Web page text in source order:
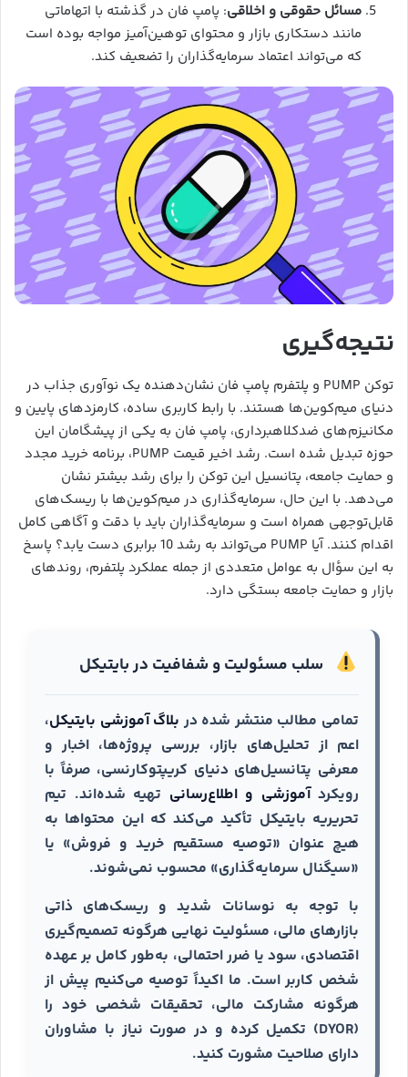
مسائل حقوقی و اخلاقی: پامپ فان در گذشته با اتهاماتی
مانند دستکاری بازار و محتوای توهین‌آمیز مواجه بوده است
که می‌تواند اعتماد سرمایه‌گذاران را تضعیف کند.
نتیجه‌گیری
توکن PUMP و پلتفرم پامپ فان نشان‌دهنده یک نوآوری جذاب در
دنیای میم‌کوین‌ها هستند. با رابط کاربری ساده، کارمزدهای پایین و
مکانیزم‌های ضدکلاهبرداری، پامپ فان به یکی از پیشگامان این
حوزه تبدیل شده است. رشد اخیر قیمت PUMP، برنامه خرید مجدد
و حمایت جامعه، پتانسیل این توکن را برای رشد بیشتر نشان
می‌دهد. با این حال، سرمایه‌گذاری در میم‌کوین‌ها با ریسک‌های
قابل‌توجهی همراه است و سرمایه‌گذاران باید با دقت و آگاهی کامل
اقدام کنند. آیا PUMP می‌تواند به رشد 10 برابری دست یابد؟ پاسخ
به این سؤال به عوامل متعددی از جمله عملکرد پلتفرم، روندهای
بازار و حمایت جامعه بستگی دارد.
سلب مسئولیت و شفافیت در بایتیکل
تمامی مطالب منتشر شده در بلاگ آموزشی بایتیکل،
اعم از تحلیل‌های بازار، بررسی پروژه‌ها، اخبار و
معرفی پتانسیل‌های دنیای کریپتوکارنسی، صرفاً با
رویکردآموزشی و اطلاع‌رسانی تهیه شده‌اند. تیم
تحریریه بایتیکل تأکید می‌کند که این محتواها به
هیچ عنوان «توصیه مستقیم خرید و فروش» یا
«سیگنال سرمایه‌گذاری» محسوب نمی‌شوند.
با توجه به نوسانات شدید و ریسک‌های ذاتی
بازارهای مالی، مسئولیت نهایی هرگونه تصمیم‌گیری
اقتصادی، سود یا ضرر احتمالی، به‌طور کامل بر عهده
شخص کاربر است. ما اکیداً توصیه می‌کنیم پیش از
هرگونه مشارکت مالی، تحقیقات شخصی خود را
(DYOR) تکمیل کرده و در صورت نیاز با مشاوران
دارای صلاحیت مشورت کنید.